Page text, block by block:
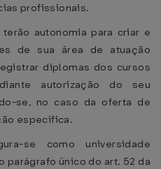
profissionais.
autonomia para criar e
de sua área de atuação
diplomas dos cursos
autorização do seu
se, no caso da oferta de
específica.
se como universidade
parágrafo único do art. 52 da